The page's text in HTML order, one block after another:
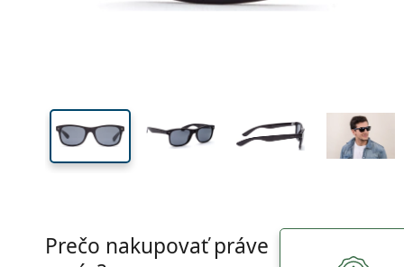
Prečo nakupovať práve